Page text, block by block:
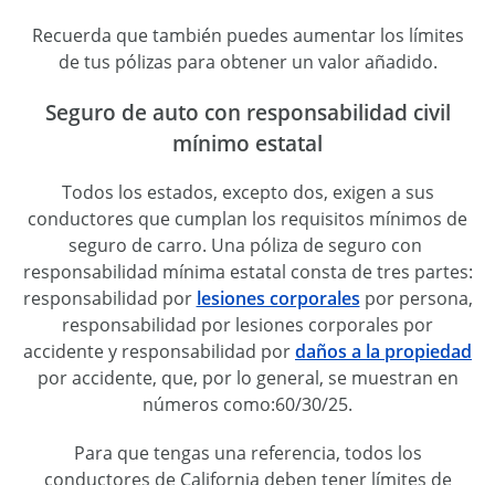
Recuerda que también puedes aumentar los límites
de tus pólizas para obtener un valor añadido.
Seguro de auto con responsabilidad civil
mínimo estatal
Todos los estados, excepto dos, exigen a sus
conductores que cumplan los requisitos mínimos de
seguro de carro. Una póliza de seguro con
responsabilidad mínima estatal consta de tres partes:
responsabilidad por lesiones corporales por persona,
responsabilidad por lesiones corporales por
accidente y responsabilidad pordaños a la propiedad
por accidente, que, por lo general, se muestran en
números como:60/30/25.
Para que tengas una referencia, todos los
conductores de California deben tener límites de